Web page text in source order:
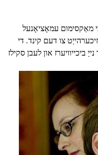
מאַקסימום עמאָציאָנעל
צו דעם קינד. די
ביכייוויערז און לעבן סקילז